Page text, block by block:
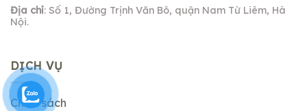
Địa chỉ: Số 1, Đường Trịnh Văn Bô, quận Nam Từ Liêm, Hà
Nội.
DỊCH VỤ
Chính sách